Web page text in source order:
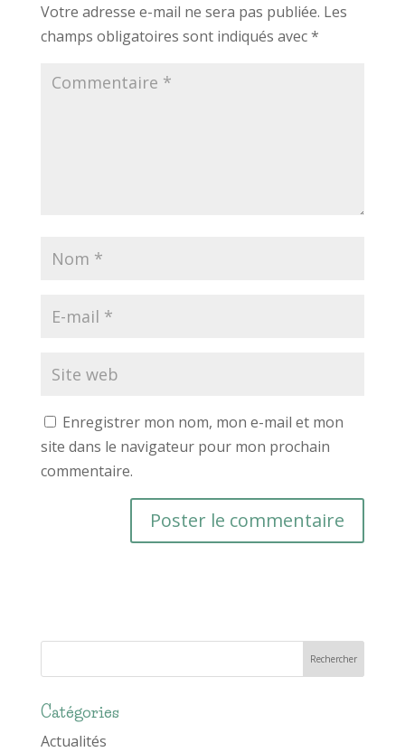
Votre adresse e-mail ne sera pas publiée. Les
champs obligatoires sont indiqués avec*
Enregistrer mon nom, mon e-mail et mon
site dans le navigateur pour mon prochain
commentaire.
Catégories
Actualités